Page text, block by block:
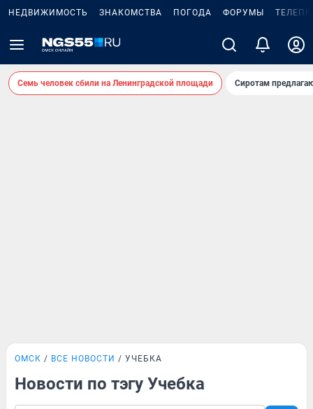
НЕДВИЖИМОСТЬ ЗНАКОМСТВА ПОГОДА ФОРУМЫ
Семь человек сбили на Ленинградской площади Сиротам
ОМСК ВСЕ НОВОСТИ УЧЕБКА
Новости по тэгу Учебка